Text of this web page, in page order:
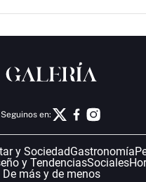
Seguinos en:
y SociedadGastronomía
y TendenciasSociales
De más y de menos